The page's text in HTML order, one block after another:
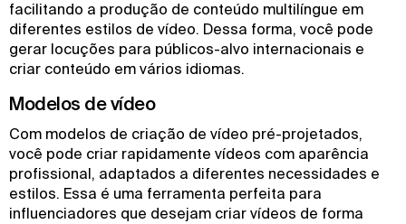
facilitando a produção de conteúdo multilíngue em
diferentes estilos de vídeo. Dessa forma, você pode
gerar locuções para públicos-alvo internacionais e
criar conteúdo em vários idiomas.
Modelos de vídeo
Com modelos de criação de vídeo pré-projetados,
você pode criar rapidamente vídeos com aparência
profissional, adaptados a diferentes necessidades e
estilos. Essa é uma ferramenta perfeita para
influenciadores que desejam criar vídeos de forma